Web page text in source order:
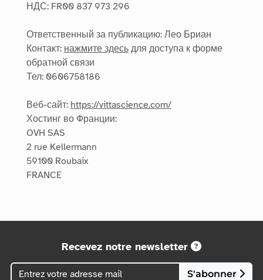
НДС: FR00 837 973 296
Ответственный за публикацию: Лео Бриан
Контакт: нажмите здесьдля доступа к форме
обратной связи
Тел: 0606758186
Веб-сайт: https://vittascience.com/
Хостинг во Франции:
OVH SAS
2 rue Kellermann
59100 Roubaix
FRANCE
Recevez notre newsletter
S'abonner